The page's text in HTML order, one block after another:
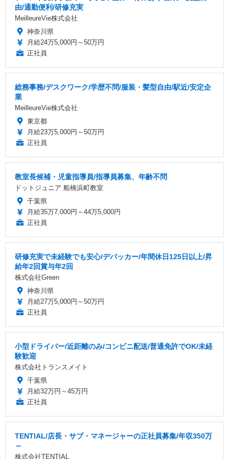
由/通勤便利/研修充実
MeilleureVie株式会社
神奈川県
月給24万5,000円～50万円
正社員
総務事務/デスクワーク/学歴不問/服装・髪型自由/駅近/安定企
業
MeilleureVie株式会社
東京都
月給23万5,000円～50万円
正社員
教室長候補・児童指導員/指導員募集、年齢不問
ドットジュニア 船橋浜町教室
千葉県
月給35万7,000円～44万5,000円
正社員
研修充実で未経験でも安心/デバッカー/年間休日125日以上/昇
給年2回賞与年2回
株式会社Green
神奈川県
月給27万5,000円～50万円
正社員
小型ドライバー/近距離のみ/コンビニ配送/普通免許でOK/未経
験歓迎
株式会社トランスメイト
千葉県
月給32万円～45万円
正社員
TENTIAL/店長・サブ・マネージャーの正社員募集/年収350万
～
株式会社TENTIAL